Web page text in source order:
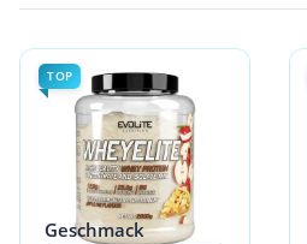
TOP
Geschmack